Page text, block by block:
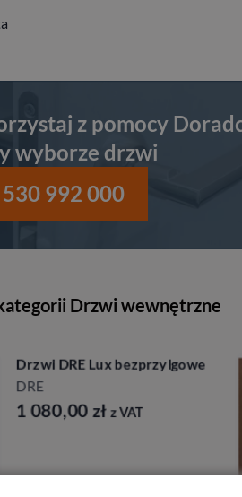
z pomocy
wyborze drzwi
530 992 000
Drzwi wewnętrzne
Drzwi Porta Cordoba
Porta
1 917,00zł z VAT